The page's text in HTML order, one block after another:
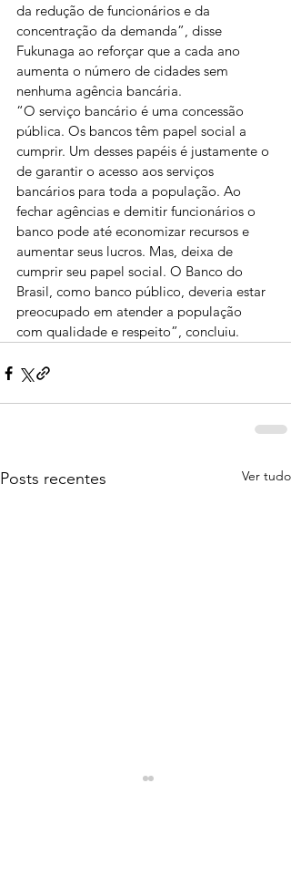
da redução de funcionários e da
concentração da demanda”, disse
Fukunaga ao reforçar que a cada ano
aumenta o número de cidades sem
nenhuma agência bancária.
“O serviço bancário é uma concessão
pública. Os bancos têm papel social a
cumprir. Um desses papéis é justamente o
de garantir o acesso aos serviços
bancários para toda a população. Ao
fechar agências e demitir funcionários o
banco pode até economizar recursos e
aumentar seus lucros. Mas, deixa de
cumprir seu papel social. O Banco do
Brasil, como banco público, deveria estar
preocupado em atender a população
com qualidade e respeito”, concluiu.
Posts recentes Ver tudo